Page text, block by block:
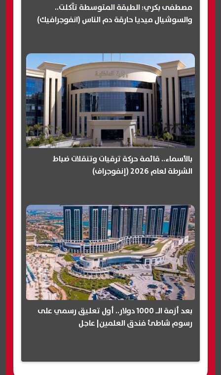
مصطفى بكري: الطبقة المتوسطة تآكلت..
والسوشيال ميديا حارقة دم الناس (انفوجرافيك)
بالأسماء.. قائمة حركة ترقيات وتنقلات ضباط
الشرطة لعام 2026 (إنفوجراف)
بعد أزمة الـ 1000 دولار.. أول تعليق رسمي على
رسوم شاطئ فندق العلمين| عاجل